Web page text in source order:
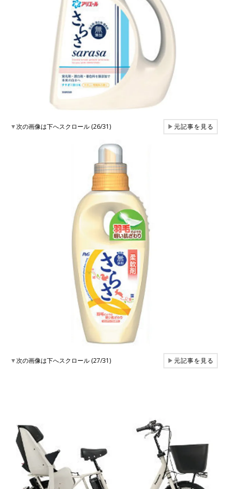
▼次の画像は下へスクロール (26/31) ▶元記事を見る
▼次の画像は下へスクロール (27/31) ▶元記事を見る